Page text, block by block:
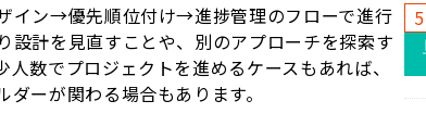
イン→優先順位付け→進捗管理のフローで進行
設計を見直すことや、別のアプローチを探索す
数でプロジェクトを進めるケースもあれば、
ーが関わる場合もあります。